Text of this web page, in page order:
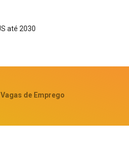
até 2030
Vagas de Emprego